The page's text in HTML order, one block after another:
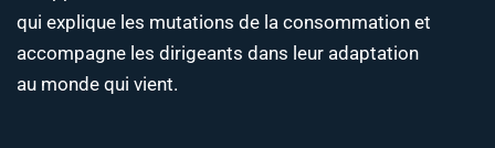
qui explique les mutations de la consommation et
accompagne les dirigeants dans leur adaptation
au monde qui vient.